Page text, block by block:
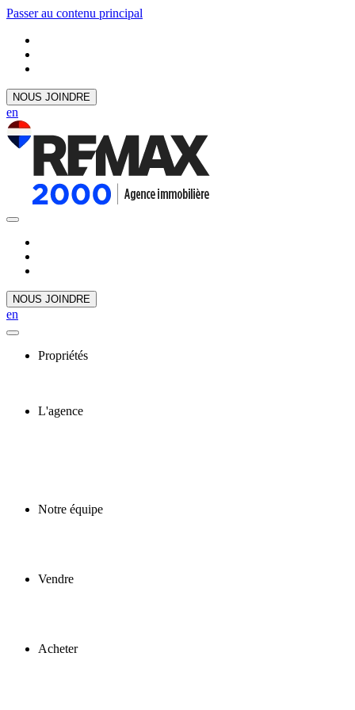
Passer au contenu principal
NOUS JOINDRE
en
NOUS JOINDRE
en
Propriétés
L'agence
Notre équipe
Vendre
Acheter